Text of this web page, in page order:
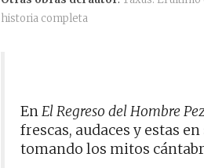
historia completa
EnEl Regreso del Hombre
frescas, audaces y estas
tomando los mitos